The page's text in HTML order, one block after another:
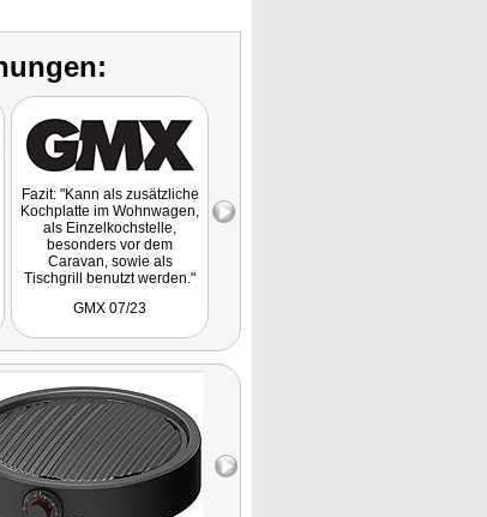
Fazit: "Kann als zusätzliche
Kochplatte im Wohnwagen,
als Einzelkochstelle,
besonders vor dem
Caravan, sowie als
Tischgrill benutzt werden."
GMX 07/23